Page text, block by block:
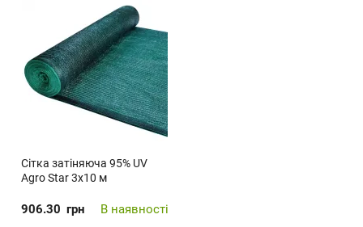
Сітка затіняюча 95% UV
Agro Star 3х10 м
906.30 грн В наявності